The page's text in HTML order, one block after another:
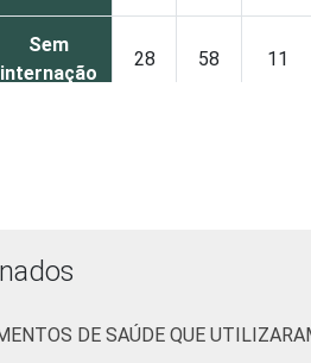
Sem
internação
28 58 11
Com
(mais de
61
DE SAÚDE QUE